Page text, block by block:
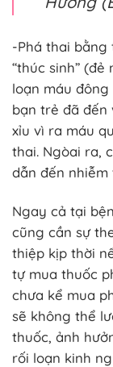
-Phá thai
“thúc sinh”
loạn máu
bạn trẻ đã
xỉu vì ra máu
thai. Ngòai ra,
dẫn đến nhiễm
Ngay cả tại
cũng cần sự
thiệp kịp thời
tự mua thuốc
chưa kể mua
sẽ không thể
thuốc, ảnh
rối loạn kinh